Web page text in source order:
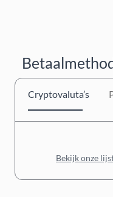
Cryptovaluta’s
Bekijk onze